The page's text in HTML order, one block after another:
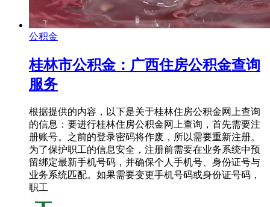
公积金
桂林市公积金：广西住房公积金查询
服务
根据提供的内容，以下是关于桂林住房公积金网上查询
的信息：要进行桂林住房公积金网上查询，首先需要注
册账号。之前的登录密码将作废，所以需要重新注册。
为了保护职工的信息安全，注册前需要在业务系统中预
留绑定最新手机号码，并确保个人手机号、身份证号与
业务系统匹配。如果需要变更手机号码或身份证号码，
职工